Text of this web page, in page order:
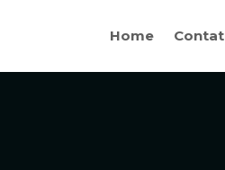
Home